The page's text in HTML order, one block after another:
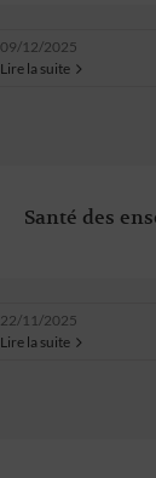
09/12/2025
Lire la suite
Santé des
22/11/2025
Lire la suite